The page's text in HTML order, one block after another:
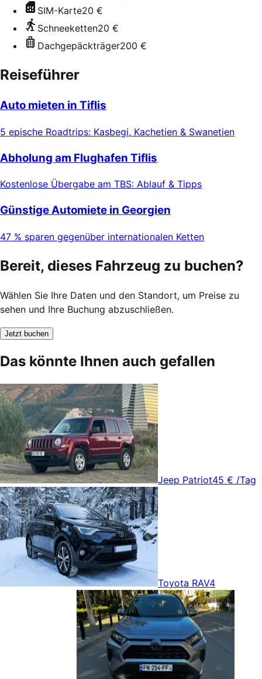
SIM-Karte20 €
Schneeketten20 €
Dachgepäckträger200 €
Reiseführer
Auto mieten in Tiflis
5 epische Roadtrips: Kasbegi, Kachetien & Swanetien
Abholung am Flughafen Tiflis
Kostenlose Übergabe am TBS: Ablauf & Tipps
Günstige Automiete in Georgien
47 % sparen gegenüber internationalen Ketten
Bereit, dieses Fahrzeug zu buchen?
Wählen Sie Ihre Daten und den Standort, um Preise zu
sehen und Ihre Buchung abzuschließen.
Jetzt buchen
Das könnte Ihnen auch gefallen
Jeep Patriot45 € /Tag
Toyota RAV4